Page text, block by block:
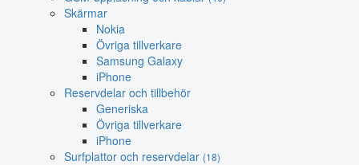
Skärmar
Nokia
Övriga tillverkare
Samsung Galaxy
iPhone
Reservdelar och tillbehör
Generiska
Övriga tillverkare
iPhone
Surfplattor och reservdelar (18)